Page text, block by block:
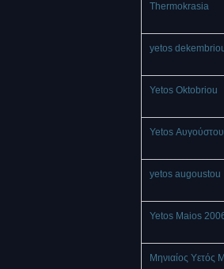
Thermokrasia
yetos
Yetos Oktobriou
Yetos Αυγούστου
yetos augoustou
Yetos Maios
Μηνιαίος Υετός